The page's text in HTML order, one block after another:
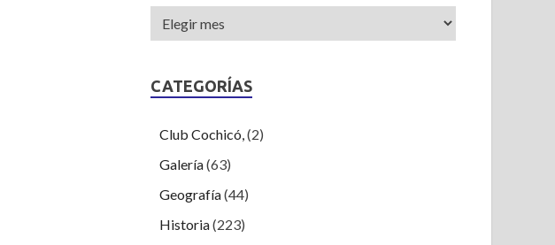
CATEGORÍAS
Club Cochicó,(2)
Galería(63)
Geografía(44)
Historia(223)